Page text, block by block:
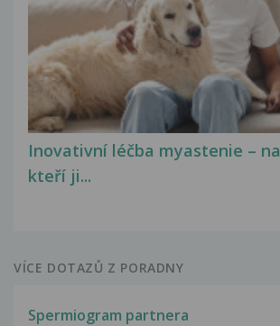
Inovativní léčba myastenie –
kteří ji...
VÍCE DOTAZŮ Z PORADNY
Spermiogram partnera